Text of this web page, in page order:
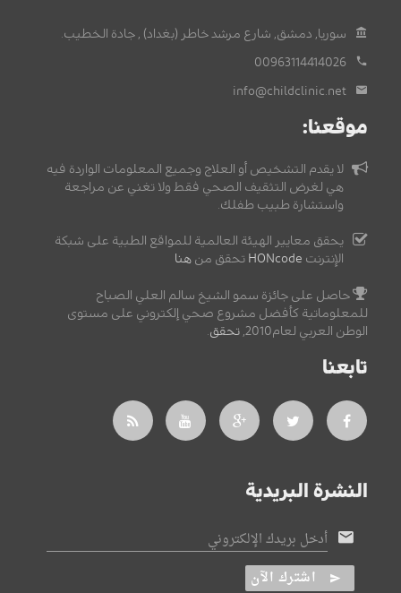
سوريا, دمشق, شارع مرشد خاطر (بغداد) , جادة الخطيب.
00963114414026
info@childclinic.net
موقعنا:
لا يقدم التشخيص أو العلاج وجميع المعلومات الواردة فيه
هي لغرض التثقيف الصحي فقط ولا تغني عن مراجعة
واستشارة طبيب طفلك.
يحقق معايير الهيئة العالمية للمواقع الطبية على شبكة
الإنترنت HONcode تحقق من هنا
حاصل على جائزة سمو الشيخ سالم العلي الصباح
للمعلوماتية كأفضل مشروع صحي إلكتروني على مستوى
الوطن العربي لعام2010,
تحقق
تابعنا
النشرة البريدية
أدخل بريدك الإلكتروني
اشترك الآن